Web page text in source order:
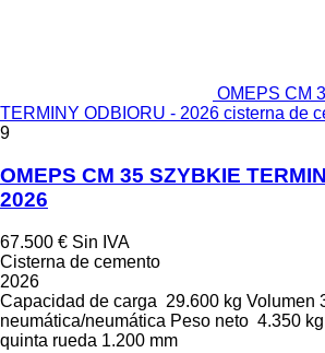
OMEPS CM
TERMINY ODBIORU - 2026 cisterna de
9
OMEPS CM 35 SZYBKIE
2026
67.500 € Sin IVA
Cisterna de cemento
2026
Capacidad de carga 29.600 kg Volumen
neumática/neumática Peso neto 4.350 kg
quinta rueda 1.200 mm